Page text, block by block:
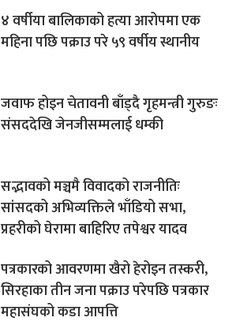
४ वर्षीया बालिकाको हत्या आरोपमा एक
महिना पछि पक्राउ परे ५९ वर्षीय स्थानीय
जवाफ होइन चेतावनी बाँड्दै गृहमन्त्री गुरुङः
संसददेखि जेनजीसम्मलाई धम्की
सद्भावको मञ्चमै विवादको राजनीतिः
सांसदको अभिव्यक्तिले भाँडियो सभा,
प्रहरीको घेरामा बाहिरिए तपेश्वर यादव
पत्रकारको आवरणमा खैरो हेरोइन तस्करी,
सिरहाका तीन जना पक्राउ परेपछि पत्रकार
महासंघको कडा आपत्ति